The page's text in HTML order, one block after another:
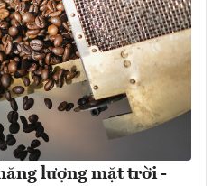
lượng mặt trời -